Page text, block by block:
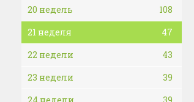
20 недель
108
21 неделя
47
22 недели
43
23 недели
39